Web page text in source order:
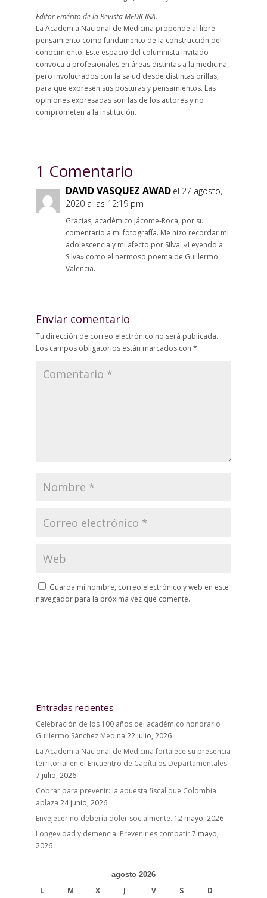
Editor Emérito de la Revista MEDICINA.
La Academia Nacional de Medicina propende al libre
pensamiento como fundamento de la construcción del
conocimiento. Este espacio del columnista invitado
convoca a profesionales en áreas distintas a la medicina,
pero involucrados con la salud desde distintas orillas,
para que expresen sus posturas y pensamientos. Las
opiniones expresadas son las de los autores y no
comprometen a la institución.
1 Comentario
DAVID VASQUEZ AWAD el 27 agosto,
2020 a las 12:19 pm
Gracias, académico Jácome-Roca, por su
comentario a mi fotografía. Me hizo recordar mi
adolescencia y mi afecto por Silva. «Leyendo a
Silva» como el hermoso poema de Guillermo
Valencia.
Enviar comentario
Tu dirección de correo electrónico no será publicada.
Los campos obligatorios están marcados con *
Guarda mi nombre, correo electrónico y web en este
navegador para la próxima vez que comente.
Entradas recientes
Celebración de los 100 años del académico honorario
Guillermo Sánchez Medina 22 julio, 2026
La Academia Nacional de Medicina fortalece su presencia
territorial en el Encuentro de Capítulos Departamentales
7 julio, 2026
Cobrar para prevenir: la apuesta fiscal que Colombia
aplaza 24 junio, 2026
Envejecer no debería doler socialmente. 12 mayo, 2026
Longevidad y demencia. Prevenir es combatir7 mayo,
2026
agosto 2026
L M X J V S D